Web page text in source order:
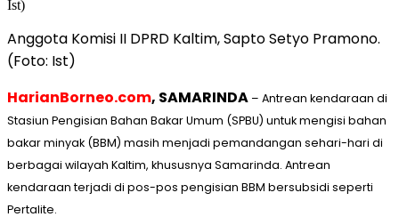
Anggota Komisi II DPRD Kaltim, Sapto Setyo Pramono.
(Foto: Ist)
HarianBorneo.com, SAMARINDA – Antrean kendaraan di
Stasiun Pengisian Bahan Bakar Umum (SPBU) untuk mengisi bahan
bakar minyak (BBM) masih menjadi pemandangan sehari-hari di
berbagai wilayah Kaltim, khususnya Samarinda. Antrean
kendaraan terjadi di pos-pos pengisian BBM bersubsidi seperti
Pertalite.